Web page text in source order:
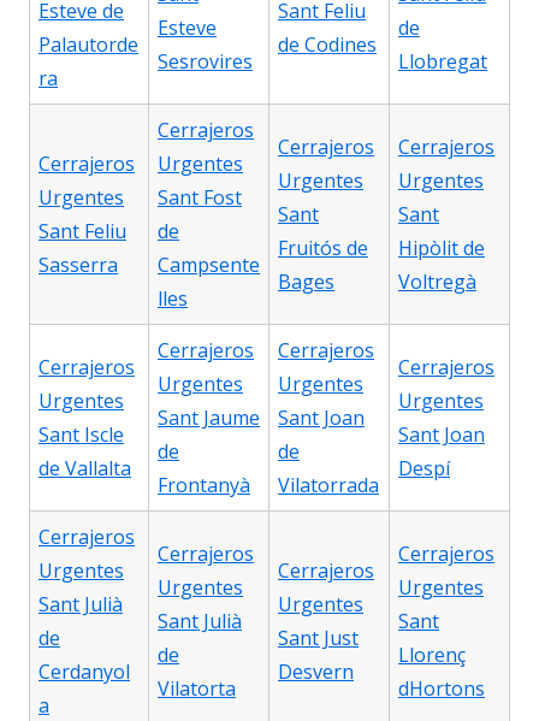
Esteve de
Palautorde
ra
Esteve
Sesrovires
Sant Feliu
de Codines
de
Llobregat
Cerrajeros
Urgentes
Sant Feliu
Sasserra
Cerrajeros
Urgentes
Sant Fost
de
Campsente
lles
Cerrajeros
Urgentes
Sant
Fruitós de
Bages
Cerrajeros
Urgentes
Sant
Hipòlit de
Voltregà
Cerrajeros
Urgentes
Sant Iscle
de Vallalta
Cerrajeros
Urgentes
Sant Jaume
de
Frontanyà
Cerrajeros
Urgentes
Sant Joan
de
Vilatorrada
Cerrajeros
Urgentes
Sant Joan
Despí
Cerrajeros
Urgentes
Sant Julià
de
Cerdanyol
a
Cerrajeros
Urgentes
Sant Julià
de
Vilatorta
Cerrajeros
Urgentes
Sant Just
Desvern
Cerrajeros
Urgentes
Sant
Llorenç
dHortons